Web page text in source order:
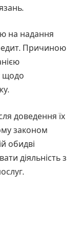
на надання
Причиною
щодо
доведення їх
законом
обидві
діяльність з